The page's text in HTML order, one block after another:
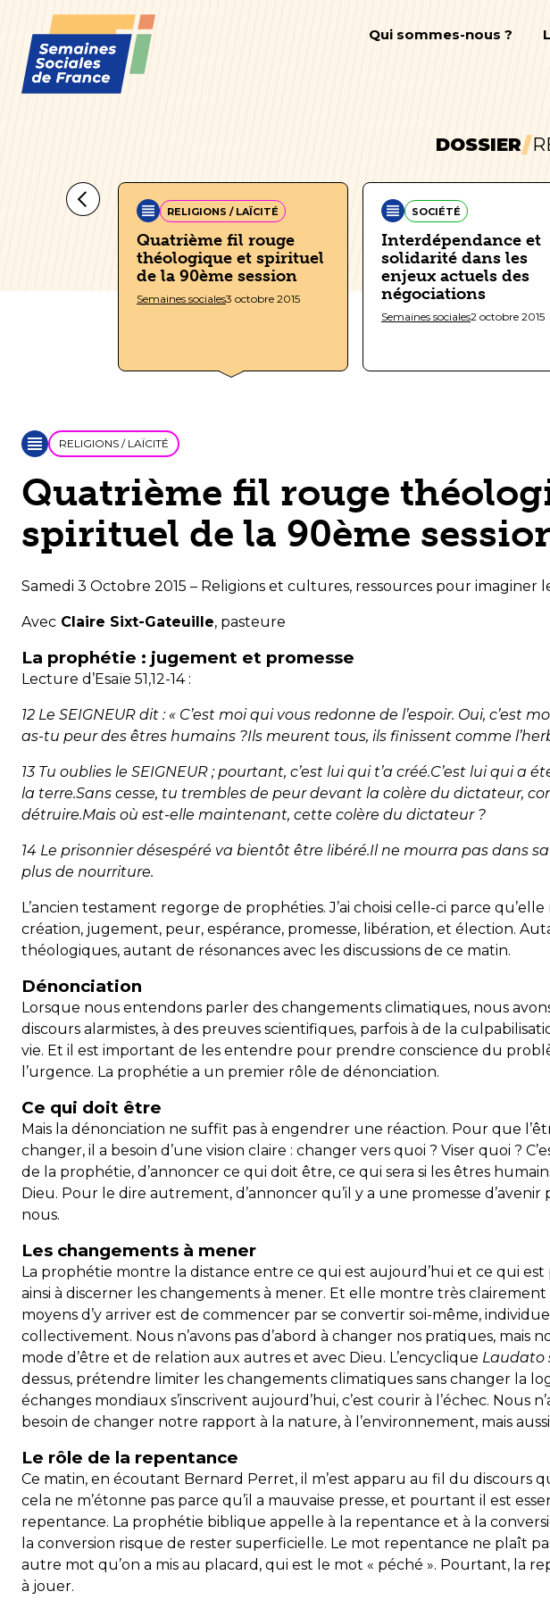
Qui sommes-nous ?
DOSSIER
RELIGIONS / LAÏCITÉ
Quatrième fil rouge
théologique et spirituel
de la 90ème session
Semaines sociales3 octobre 2015
SOCIÉTÉ
Interdépendance et
solidarité dans les
enjeux actuels des
négociations
Semaines sociales2 octobre 2015
RELIGIONS / LAÏCITÉ
Quatrième fil rouge
spirituel de la 90ème
Samedi 3 Octobre 2015 – Religions et cultures, ressources pour imaginer
Avec Claire Sixt-Gateuille, pasteure
La prophétie : jugement et promesse
Lecture d’Esaïe 51,12-14 :
12 Le SEIGNEUR dit : « C’est moi qui vous redonne de l’espoir. Oui, c’est
as-tu peur des êtres humains ?Ils meurent tous, ils finissent comme
13 Tu oublies le SEIGNEUR ; pourtant, c’est lui qui t’a créé.C’est lui qui a
la terre.Sans cesse, tu trembles de peur devant la colère du dictateur,
détruire.Mais où est-elle maintenant, cette colère du dictateur ?
14 Le prisonnier désespéré va bientôt être libéré.Il ne mourra pas dans
plus de nourriture.
L’ancien testament regorge de prophéties. J’ai choisi celle-ci parce
création, jugement, peur, espérance, promesse, libération, et élection.
théologiques, autant de résonances avec les discussions de ce matin.
Dénonciation
Lorsque nous entendons parler des changements climatiques, nous
discours alarmistes, à des preuves scientifiques, parfois à de la
vie. Et il est important de les entendre pour prendre conscience du
l’urgence. La prophétie a un premier rôle de dénonciation.
Ce qui doit être
Mais la dénonciation ne suffit pas à engendrer une réaction. Pour que
changer, il a besoin d’une vision claire : changer vers quoi ? Viser quoi ?
de la prophétie, d’annoncer ce qui doit être, ce qui sera si les êtres
Dieu. Pour le dire autrement, d’annoncer qu’il y a une promesse
nous.
Les changements à mener
La prophétie montre la distance entre ce qui est aujourd’hui et ce qui est
ainsi à discerner les changements à mener. Et elle montre très
moyens d’y arriver est de commencer par se convertir soi-même,
collectivement. Nous n’avons pas d’abord à changer nos pratiques, mais
mode d’être et de relation aux autres et avec Dieu. L’encyclique Laudato
dessus, prétendre limiter les changements climatiques sans changer la
échanges mondiaux s’inscrivent aujourd’hui, c’est courir à l’échec. Nous
besoin de changer notre rapport à la nature, à l’environnement, mais
Le rôle de la repentance
Ce matin, en écoutant Bernard Perret, il m’est apparu au fil du discours
cela ne m’étonne pas parce qu’il a mauvaise presse, et pourtant il est
repentance. La prophétie biblique appelle à la repentance et à la
la conversion risque de rester superficielle. Le mot repentance ne plaît
autre mot qu’on a mis au placard, qui est le mot « péché ». Pourtant, la
à jouer.